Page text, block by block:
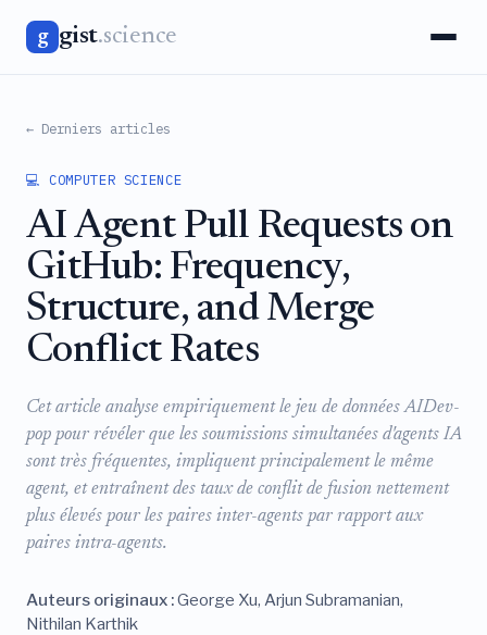
g gist.science
← Derniers articles
💻 COMPUTER SCIENCE
AI Agent Pull Requests on
GitHub: Frequency,
Structure, and Merge
Conflict Rates
Cet article analyse empiriquement le jeu de données AIDev-
pop pour révéler que les soumissions simultanées d'agents IA
sont très fréquentes, impliquent principalement le même
agent, et entraînent des taux de conflit de fusion nettement
plus élevés pour les paires inter-agents par rapport aux
paires intra-agents.
Auteurs originaux :George Xu, Arjun Subramanian,
Nithilan Karthik